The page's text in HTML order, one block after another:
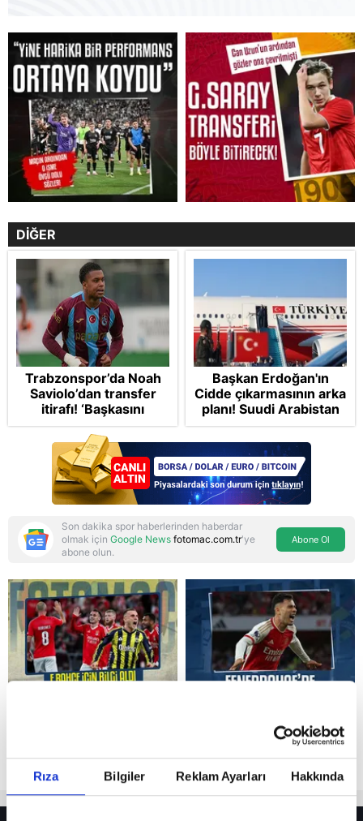
Rıza Bilgiler Reklam Ayarları Hakkında
Reddet
DİĞER
Trabzonspor’da Noah
Saviolo’dan transfer
itirafı! ‘Başkasını
izlemeye geldi’
Başkan Erdoğan'ın
Cidde çıkarmasının arka
planı! Suudi Arabistan
ve Pakistan'la üçlü ortak
savunma anlaşması:
"Islamic NATO"
manşetleri
Son dakika spor haberlerinden haberdar
olmak için Google News fotomac.com.tr'ye
abone olun.
Abone Ol